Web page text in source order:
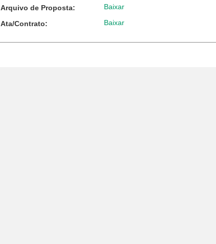
Arquivo de Proposta: Baixar
Ata/Contrato: Baixar